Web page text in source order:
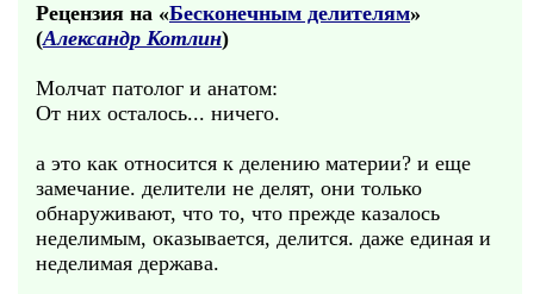
Рецензия на «Бесконечным делителям»
(Александр Котлин)
Молчат патолог и анатом:
От них осталось... ничего.
а это как относится к делению материи? и еще
замечание. делители не делят, они только
обнаруживают, что то, что прежде казалось
неделимым, оказывается, делится. даже единая и
неделимая держава.